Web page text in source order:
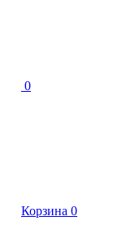
0
Корзина 0